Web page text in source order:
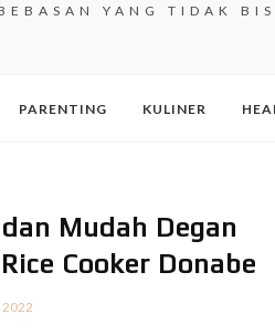
YANG TIDAK
PARENTING KULINER
Mudah Degan
Cooker Donabe
2022